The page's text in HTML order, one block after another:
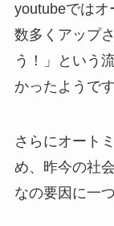
youtubeではオ
数多くアップ
う！」という
かったようです
さらにオート
め、昨今の社
なの要因に一